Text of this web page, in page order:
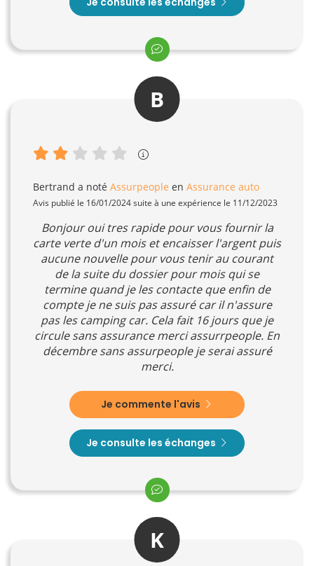
B
Bertrand a noté Assurpeople en Assurance auto
Avis publié le 16/01/2024 suite à une expérience le 11/12/2023
Bonjour oui tres rapide pour vous fournir la
carte verte d'un mois et encaisser l'argent puis
aucune nouvelle pour vous tenir au courant
de la suite du dossier pour mois qui se
termine quand je les contacte que enfin de
compte je ne suis pas assuré car il n'assure
pas les camping car. Cela fait 16 jours que je
circule sans assurance merci assurrpeople. En
décembre sans assurpeople je serai assuré
merci.
Je commente l'avis
Je consulte les échanges
K